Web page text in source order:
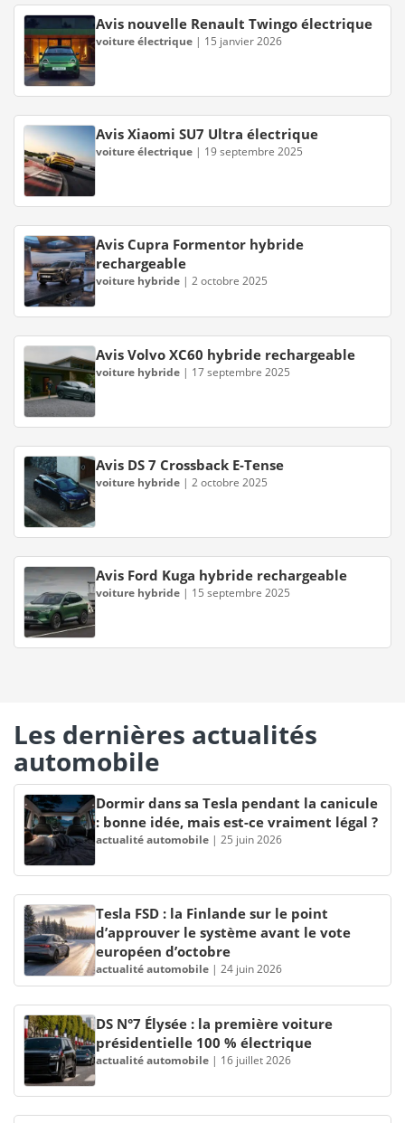
Avis nouvelle Renault Twingo électrique
voiture électrique | 15 janvier 2026
Avis Xiaomi SU7 Ultra électrique
voiture électrique | 19 septembre 2025
Avis Cupra Formentor hybride
rechargeable
voiture hybride | 2 octobre 2025
Avis Volvo XC60 hybride rechargeable
voiture hybride | 17 septembre 2025
Avis DS 7 Crossback E-Tense
voiture hybride | 2 octobre 2025
Avis Ford Kuga hybride rechargeable
voiture hybride | 15 septembre 2025
Les dernières actualités
automobile
Dormir dans sa Tesla pendant la canicule
: bonne idée, mais est-ce vraiment légal ?
actualité automobile | 25 juin 2026
Tesla FSD : la Finlande sur le point
d’approuver le système avant le vote
européen d’octobre
actualité automobile | 24 juin 2026
DS N°7 Élysée : la première voiture
présidentielle 100 % électrique
actualité automobile | 16 juillet 2026